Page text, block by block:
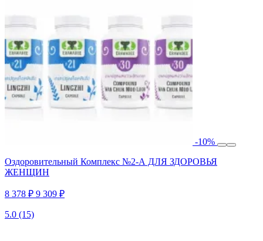
-10%
Оздоровительный Комплекс №2-А ДЛЯ ЗДОРОВЬЯ
ЖЕНЩИН
8 378 ₽ 9 309 ₽
5.0 (15)